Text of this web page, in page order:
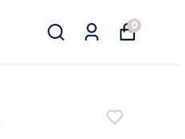
0